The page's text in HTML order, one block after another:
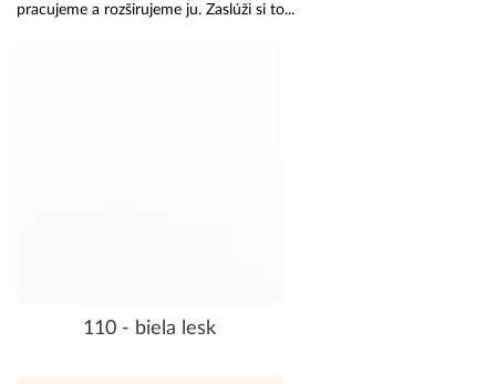
pracujeme a rozširujeme ju. Zaslúži si to...
110 - biela lesk